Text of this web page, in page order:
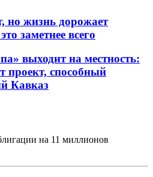
но жизнь дорожает
заметнее всего
выходит на местность:
проект, способный
Кавказ
на 11 миллионов